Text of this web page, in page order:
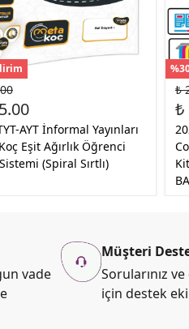
AYT İnformal Yayınları
Eşit Ağırlık Öğrenci
(Spiral Sırtlı)
₺
₺
vade
Müşteri
Sorularınız
için destek